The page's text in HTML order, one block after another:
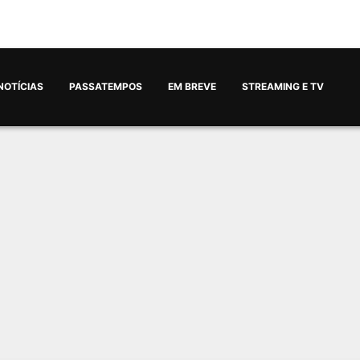
PASSATEMPOS EM BREVE STREAMING E TV